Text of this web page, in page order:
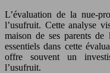
L’évaluation de la nue-
l’usufruit. Cette analyse
maison de ses parents
essentiels dans cette
offre souvent un
l’usufruit.